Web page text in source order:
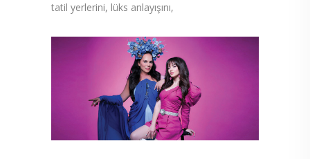
tatil yerlerini, lüks anlayışını,